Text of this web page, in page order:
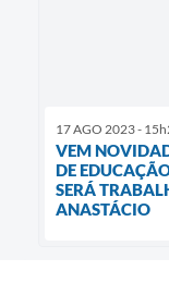
17 AGO 2023 -
VEM
DE
SERÁ
ANASTÁCIO